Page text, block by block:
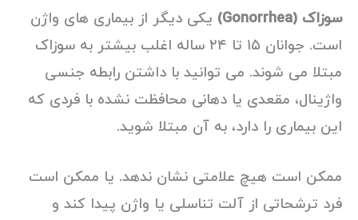
سوزاک (Gonorrhea)
یکی دیگر از بیماری های واژن
است. جوانان ۱۵ تا ۲۴ ساله اغلب بیشتر به سوزاک
مبتلا می شوند. می توانید با داشتن رابطه جنسی
واژینال، مقعدی یا دهانی محافظت نشده با فردی که
این بیماری را دارد، به آن مبتلا شوید.
ممکن است هیچ علامتی نشان ندهد. یا ممکن است
فرد ترشحاتی از آلت تناسلی یا واژن پیدا کند و